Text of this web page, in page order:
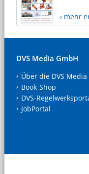
› mehr
DVS Media GmbH
Über die DVS Media
Book-Shop
DVS-
JobPortal